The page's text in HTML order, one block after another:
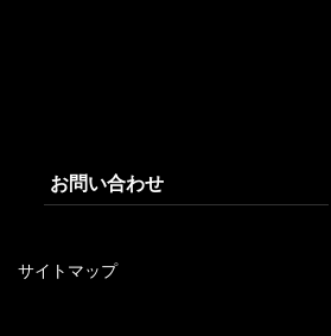
お問い合わせ
サイトマップ